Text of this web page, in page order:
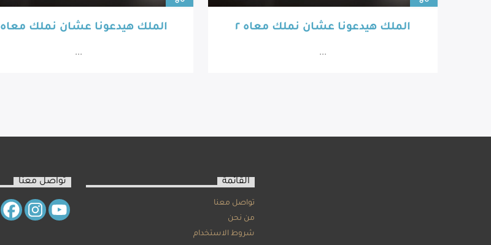
الملك هيدعونا عشان نملك معاه ٣
...
الملك هيدعونا عشان نملك معاه ٢
...
تواصل معنا القائمة
تواصل معنا
من نحن
شروط الاستخدام